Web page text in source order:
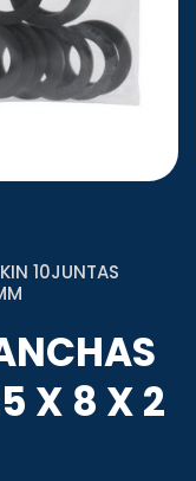
10JUNTAS
X 8 X 2